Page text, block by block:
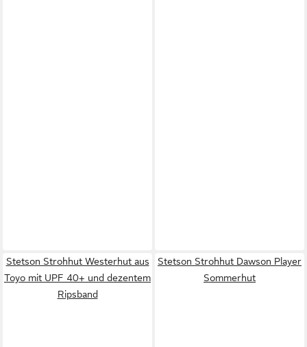
Stetson Strohhut Westerhut aus
Toyo mit UPF 40+ und dezentem
Ripsband
Stetson Strohhut Dawson Player
Sommerhut